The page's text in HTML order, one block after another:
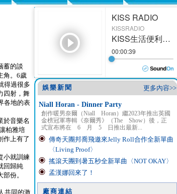
蓄的談
角。6歲
得過很多
四射，舞
各地的表
於音樂名
柏雅培
作上有了
小就訓練
回歸純
份。
共同的激
更多內容>>
娛樂新聞
Niall Horan - Dinner Party
創作暖男奈爾（Niall Horan）繼2023年推出英國
金榜冠軍專輯《奈爾秀》（The Show）後，正
式宣布將在 6 月 5 日推出最新...
傳奇天團邦喬飛邀來Jelly Roll合作全新單曲
〈Living Proof〉
搖滾天團到暑五秒全新單曲〈NOT OKAY〉
孟漢娜回來了！
廠商連結